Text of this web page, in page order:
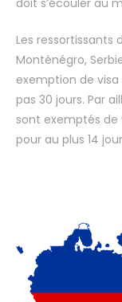
doit s’écouler au
Les ressortissants
Monténégro,
exemption de visa
pas 30 jours. Par
sont exemptés de
pour au plus 14